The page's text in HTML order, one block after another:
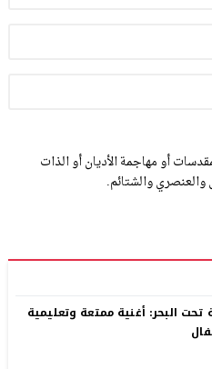
أو مهاجمة الأديان أو الذات
والعنصري والشتائم.
تحت البحر: أغنية ممتعة وتعليمية